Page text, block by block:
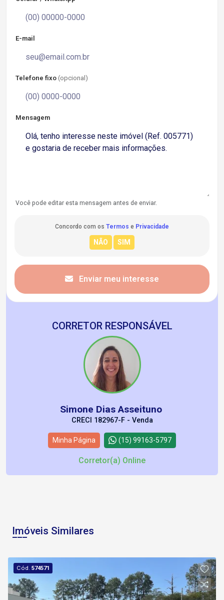
E-mail
Telefone fixo (opcional)
Mensagem
Você pode editar esta mensagem antes de enviar.
Concordo com os Termos e Privacidade
Enviar meu interesse
CORRETOR RESPONSÁVEL
Simone Dias Asseituno
CRECI 182967-F - Venda
Minha Página (15) 99163-5797
Corretor(a) Online
Imóveis Similares
Cód.574571